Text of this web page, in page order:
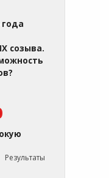
года
созыва.
Результаты